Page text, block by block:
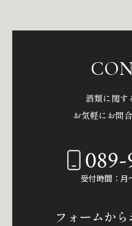
酒類に関す
お気軽にお問
受付時間：月
フォームか